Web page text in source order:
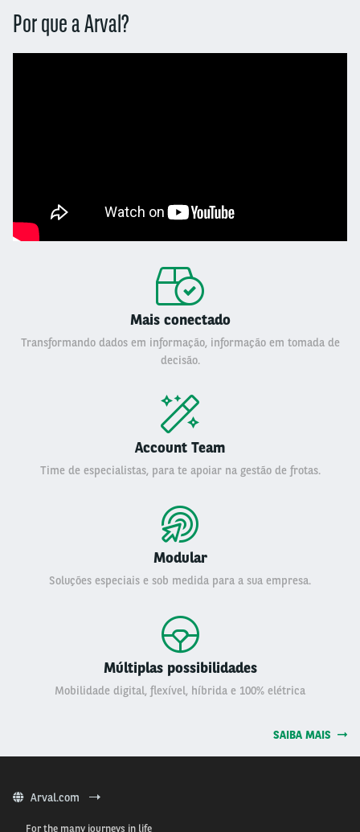
Por que a Arval?
Mais conectado
Transformando dados em informação, informação em tomada de
decisão.
Account Team
Time de especialistas, para te apoiar na gestão de frotas.
Modular
Soluções especiais e sob medida para a sua empresa.
Múltiplas possibilidades
Mobilidade digital, flexível, híbrida e 100% elétrica
SAIBA MAIS
Arval.com
For the many journeys in life